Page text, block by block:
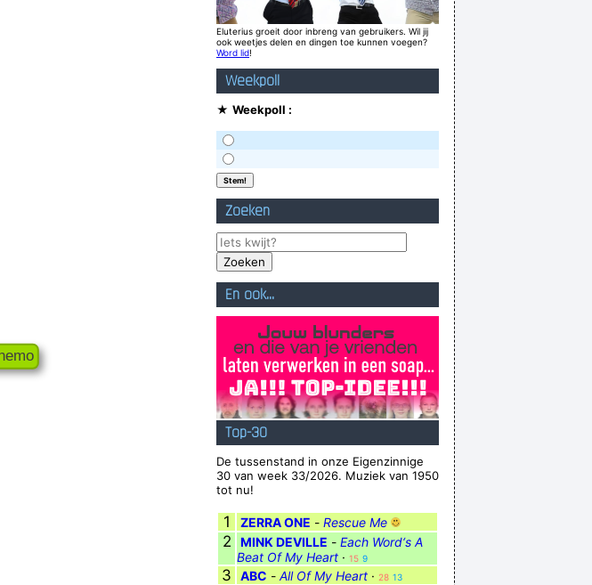
Eluterius groeit door inbreng van gebruikers. Wil jij
ook weetjes delen en dingen toe kunnen voegen?
Word lid!
Weekpoll
★ Weekpoll :
Zoeken
En ook...
Top-30
De tussenstand in onze Eigenzinnige
30 van week 33/2026. Muziek van 1950
tot nu!
1 ZERRA ONE - Rescue Me
2 MINK DEVILLE - Each Word‘s A
Beat Of My Heart · 15 9
3 ABC - All Of My Heart · 28 13